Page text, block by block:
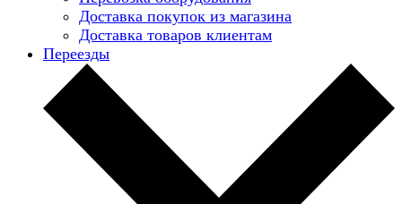
Доставка покупок из магазина
Доставка товаров клиентам
Переезды